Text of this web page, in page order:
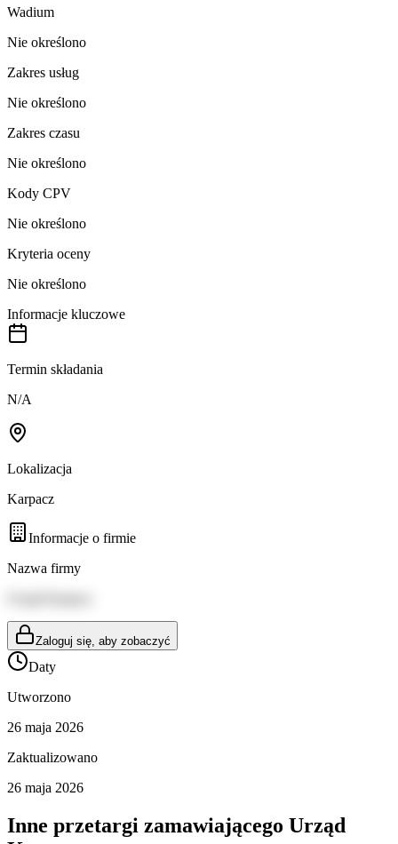
Wadium
Nie określono
Zakres usług
Nie określono
Zakres czasu
Nie określono
Kody CPV
Nie określono
Kryteria oceny
Nie określono
Informacje kluczowe
Termin składania
N/A
Lokalizacja
Karpacz
Informacje o firmie
Nazwa firmy
Zaloguj się, aby zobaczyć
Daty
Utworzono
26 maja 2026
Zaktualizowano
26 maja 2026
Inne przetargi zamawiającego Urząd